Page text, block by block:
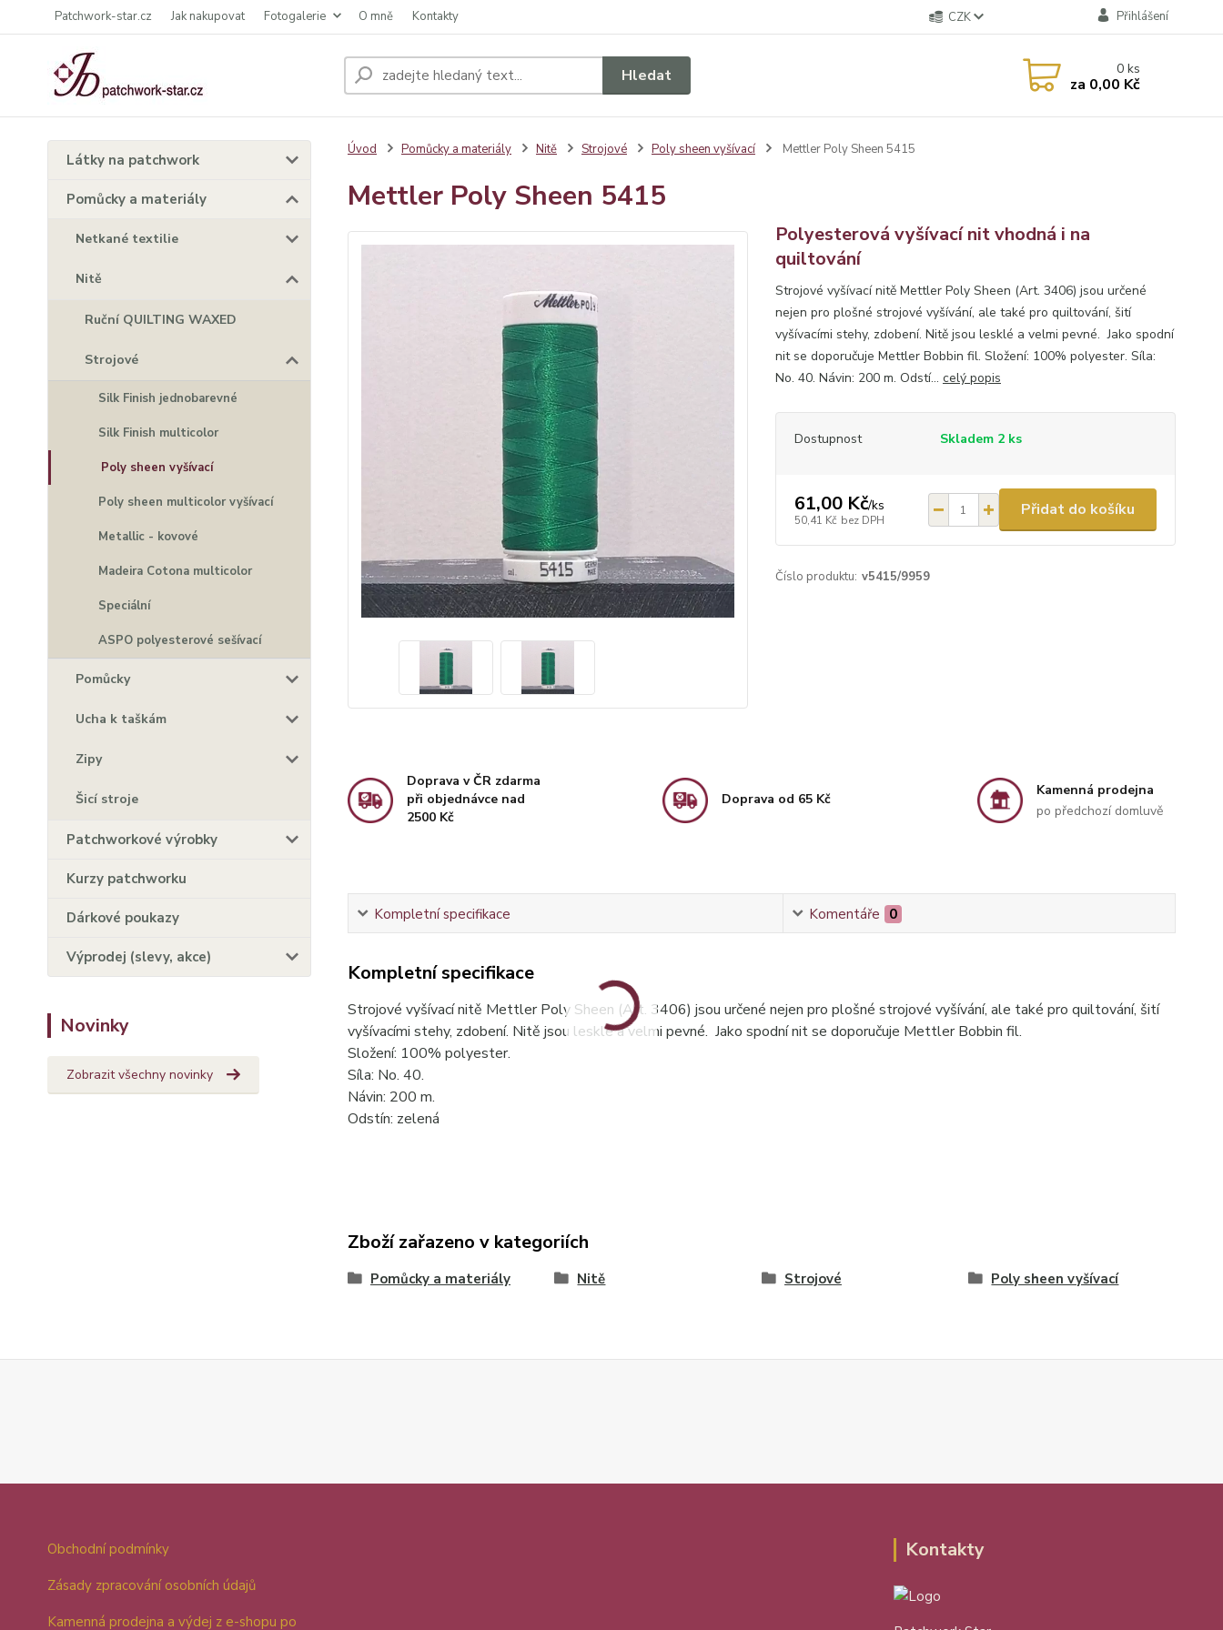
Patchwork-star.cz Jak nakupovat Fotogalerie O mně Kontakty CZK Přihlášení
Hledat 0ks
za 0,00 Kč
Látky na patchwork
Pomůcky a materiály
Netkané textilie
Nitě
Ruční QUILTING WAXED
Strojové
Silk Finish jednobarevné
Silk Finish multicolor
Poly sheen vyšívací
Poly sheen multicolor vyšívací
Metallic - kovové
Madeira Cotona multicolor
Speciální
ASPO polyesterové sešívací
Pomůcky
Ucha k taškám
Zipy
Šicí stroje
Patchworkové výrobky
Kurzy patchworku
Dárkové poukazy
Výprodej (slevy, akce)
Novinky
Zobrazit všechny novinky
Úvod Pomůcky a materiály Nitě Strojové Poly sheen vyšívací Mettler Poly Sheen 5415
Mettler Poly Sheen 5415
Polyesterová vyšívací nit vhodná i na
quiltování
Strojové vyšívací nitě Mettler Poly Sheen (Art. 3406) jsou určené
nejen pro plošné strojové vyšívání, ale také pro quiltování, šití
vyšívacími stehy, zdobení. Nitě jsou lesklé a velmi pevné. Jako spodní
nit se doporučuje Mettler Bobbin fil. Složení: 100% polyester. Síla:
No. 40. Návin: 200 m. Odstí... celý popis
Dostupnost Skladem 2 ks
61,00 Kč/ks
50,41 Kč bez DPH
Přidat do košíku
Číslo produktu: v5415/9959
Doprava v ČR zdarma
při objednávce nad
2500 Kč
Doprava od 65 Kč
Kamenná prodejna
po předchozí domluvě
Kompletní specifikace Komentáře 0
Kompletní specifikace
Strojové vyšívací nitě Mettler Poly Sheen (Art. 3406) jsou určené nejen pro plošné strojové vyšívání, ale také pro quiltování, šití
vyšívacími stehy, zdobení. Nitě jsou lesklé a velmi pevné. Jako spodní nit se doporučuje Mettler Bobbin fil.
Složení: 100% polyester.
Síla: No. 40.
Návin: 200 m.
Odstín: zelená
Zboží zařazeno v kategoriích
Pomůcky a materiály Nitě Strojové Poly sheen vyšívací
Obchodní podmínky
Zásady zpracování osobních údajů
Kamenná prodejna a výdej z e-shopu po
Kontakty